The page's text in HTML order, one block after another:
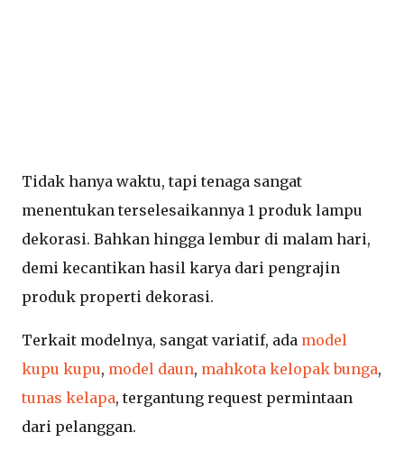
Tidak hanya waktu, tapi tenaga sangat
menentukan terselesaikannya 1 produk lampu
dekorasi. Bahkan hingga lembur di malam hari,
demi kecantikan hasil karya dari pengrajin
produk properti dekorasi.
Terkait modelnya, sangat variatif, ada model
kupu kupu, model daun, mahkota kelopak bunga,
tunas kelapa, tergantung request permintaan
dari pelanggan.